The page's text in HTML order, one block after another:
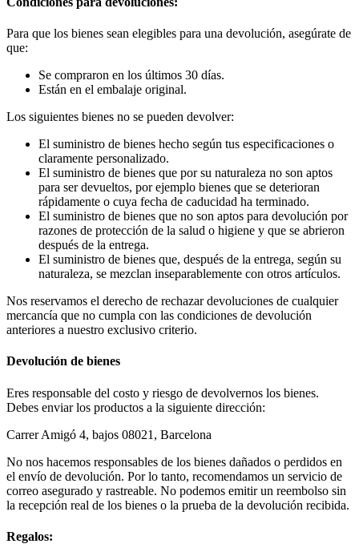
Para que los bienes sean elegibles para una devolución, asegúrate de
que:
Se compraron en los últimos 30 días.
Están en el embalaje original.
Los siguientes bienes no se pueden devolver:
El suministro de bienes hecho según tus especificaciones o
claramente personalizado.
El suministro de bienes que por su naturaleza no son aptos
para ser devueltos, por ejemplo bienes que se deterioran
rápidamente o cuya fecha de caducidad ha terminado.
El suministro de bienes que no son aptos para devolución por
razones de protección de la salud o higiene y que se abrieron
después de la entrega.
El suministro de bienes que, después de la entrega, según su
naturaleza, se mezclan inseparablemente con otros artículos.
Nos reservamos el derecho de rechazar devoluciones de cualquier
mercancía que no cumpla con las condiciones de devolución
anteriores a nuestro exclusivo criterio.
Devolución de bienes
Eres responsable del costo y riesgo de devolvernos los bienes.
Debes enviar los productos a la siguiente dirección:
Carrer Amigó 4, bajos 08021, Barcelona
No nos hacemos responsables de los bienes dañados o perdidos en
el envío de devolución. Por lo tanto, recomendamos un servicio de
correo asegurado y rastreable. No podemos emitir un reembolso sin
la recepción real de los bienes o la prueba de la devolución recibida.
Regalos: